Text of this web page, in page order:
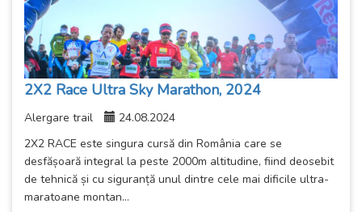
2X2 Race Ultra Sky Marathon, 2024
Alergare trail
24.08.2024
2X2 RACE este singura cursă din România care se
desfășoară integral la peste 2000m altitudine, fiind deosebit
de tehnică și cu siguranță unul dintre cele mai dificile ultra-
maratoane montan...